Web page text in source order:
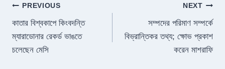
Post
navigation
PREVIOUS
কাতার বিশ্বকাপে কিংবদন্তি
ম্যারাডোনার রেকর্ড ভাঙতে
চলেছেন মেসি
NEXT
সম্পদের পরিমাণ সম্পর্কে
বিভ্রান্তিকর তথ্য; ক্ষোভ প্রকাশ
করেন মাশরাফি